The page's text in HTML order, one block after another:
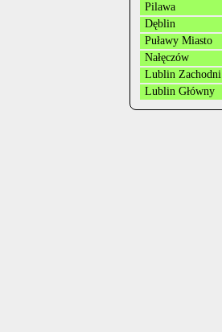
Pilawa
Dęblin
Puławy Miasto
Nałęczów
Lublin Zachodni
Lublin Główny